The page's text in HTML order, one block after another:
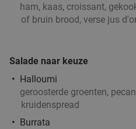
ham, kaas, croissant,
of bruin brood, verse jus
Salade naar keuze
Halloumi
geroosterde groenten,
kruidenspread
Burrata